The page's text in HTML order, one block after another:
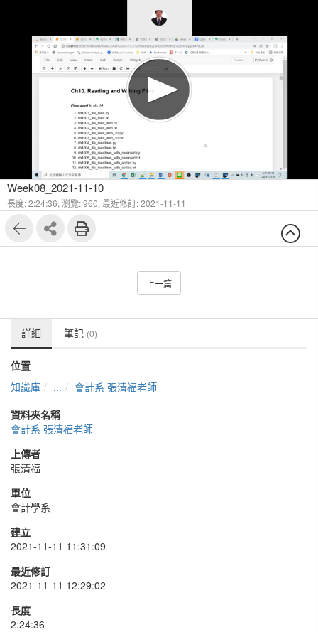
Week08_2021-11-10
長度: 2:24:36, 瀏覽: 960, 最近修訂: 2021-11-11
上一篇
詳細 筆記 (0)
位置
知識庫
...
會計系 張清福老師
資料夾名稱
會計系 張清福老師
上傳者
張清福
單位
會計學系
建立
2021-11-11 11:31:09
最近修訂
2021-11-11 12:29:02
長度
2:24:36